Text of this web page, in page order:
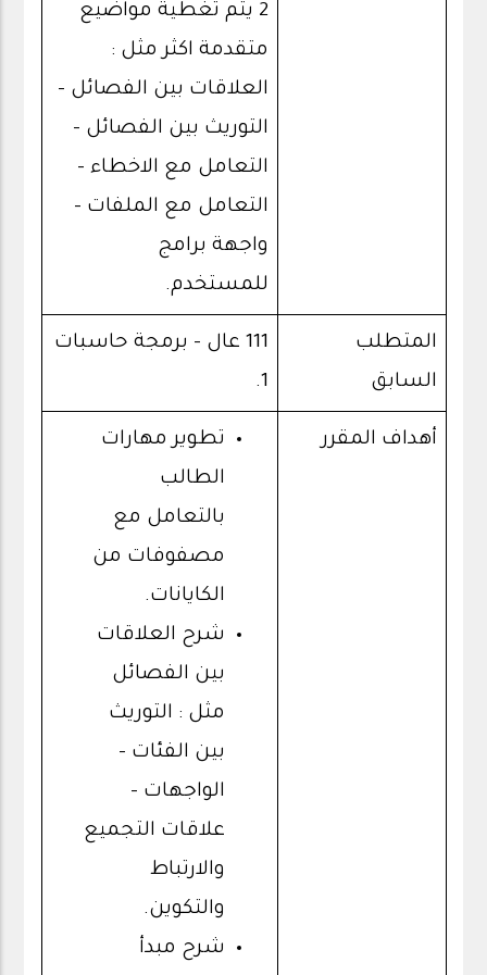
2 يتم تغطية مواضيع
متقدمة اكثر مثل :
العلاقات بين الفصائل –
التوريث بين الفصائل –
التعامل مع الاخطاء –
التعامل مع الملفات –
واجهة برامج
للمستخدم.
المتطلب
السابق
111 عال - برمجة حاسبات
1.
أهداف المقرر
تطوير مهارات
الطالب
بالتعامل مع
مصفوفات من
الكايانات.
شرح العلاقات
بين الفصائل
مثل : التوريث
بين الفئات –
الواجهات –
علاقات التجميع
والارتباط
والتكوين.
شرح مبدأ